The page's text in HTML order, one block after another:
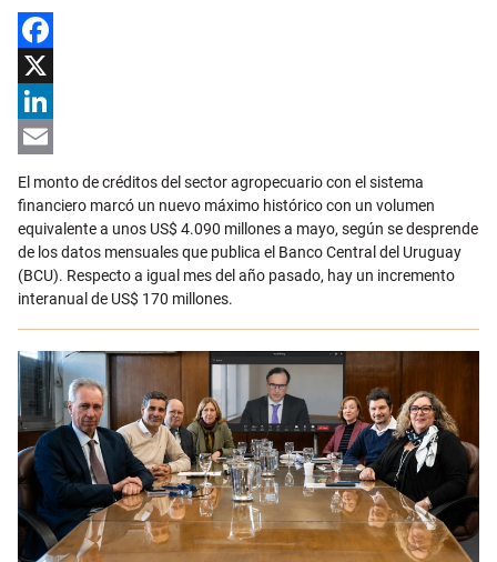
Facebook
X
LinkedIn
Email
El monto de créditos del sector agropecuario con el sistema
financiero marcó un nuevo máximo histórico con un volumen
equivalente a unos US$ 4.090 millones a mayo, según se desprende
de los datos mensuales que publica el Banco Central del Uruguay
(BCU). Respecto a igual mes del año pasado, hay un incremento
interanual de US$ 170 millones.